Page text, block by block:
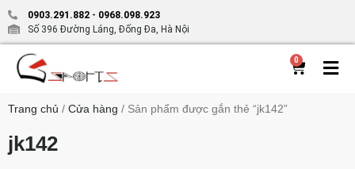
0903.291.882 - 0968.098.923
Số 396 Đường Láng, Đống Đa, Hà Nội
0
Trang chủ / Cửa hàng / Sản phẩm được gắn thẻ “jk142”
jk142